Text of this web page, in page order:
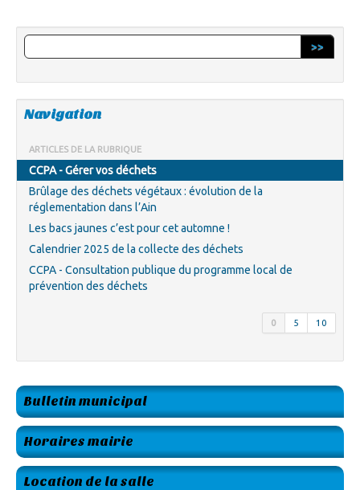
>>
Navigation
ARTICLES DE LA RUBRIQUE
CCPA - Gérer vos déchets
Brûlage des déchets végétaux : évolution de la
réglementation dans l’Ain
Les bacs jaunes c’est pour cet automne !
Calendrier 2025 de la collecte des déchets
CCPA - Consultation publique du programme local de
prévention des déchets
0 5 10
Bulletin municipal
Horaires mairie
Location de la salle